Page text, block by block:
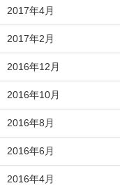
2017年4月
2017年2月
2016年12月
2016年10月
2016年8月
2016年6月
2016年4月